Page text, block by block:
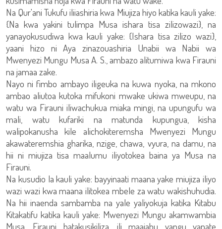
Na Qur'ani Tukufu iliiashiria kwa Miujiza hiyo katika kauli yake:
{Na kwa yakini tulimpa Musa ishara tisa zilizowazi}, na
yanayokusudiwa kwa kauli yake: {Ishara tisa zilizo wazi},
yaani hizo ni Aya zinazouashiria Unabii wa Nabii wa
Mwenyezi Mungu Musa A. S., ambazo alitumiwa kwa Firauni
na jamaa zake.
Nayo ni fimbo ambayo iligeuka na kuwa nyoka, na mkono
ambao aliutoa kutoka mifukoni mwake ukiwa mweupu, na
watu wa Firauni iliwachukua miaka mingi, na upungufu wa
mali, watu kufariki na matunda kupungua, kisha
walipokanusha kile alichokiteremsha Mwenyezi Mungu
akawateremshia gharika, nzige, chawa, vyura, na damu, na
hii ni miujiza tisa maalumu iliyotokea baina ya Musa na
Firauni.
Na kusudio la kauli yake: bayyinaati maana yake miujiza iliyo
wazi wazi kwa maana ilitokea mbele za watu wakishuhudia.
Na hii inaenda sambamba na yale yaliyokuja katika Kitabu
Kitakatifu katika kauli yake: Mwenyezi Mungu akamwambia
Musa, Firauni hatakusikiliza, ili maajabu yangu yapate